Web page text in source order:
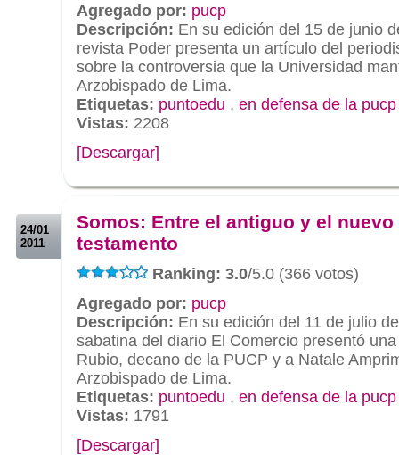
Agregado por: pucp
Descripción: En su edición del 15 de junio
revista Poder presenta un artículo del
sobre la controversia que la Universidad
Arzobispado de Lima.
Etiquetas: puntoedu , en defensa de la pucp
Vistas: 2208
[Descargar]
24/01
2011
Somos: Entre el antiguo y el nuevo
testamento
Ranking: 3.0/5.0 (366 votos)
Agregado por: pucp
Descripción: En su edición del 11 de julio
sabatina del diario El Comercio presentó
Rubio, decano de la PUCP y a Natale
Arzobispado de Lima.
Etiquetas: puntoedu , en defensa de la pucp
Vistas: 1791
[Descargar]